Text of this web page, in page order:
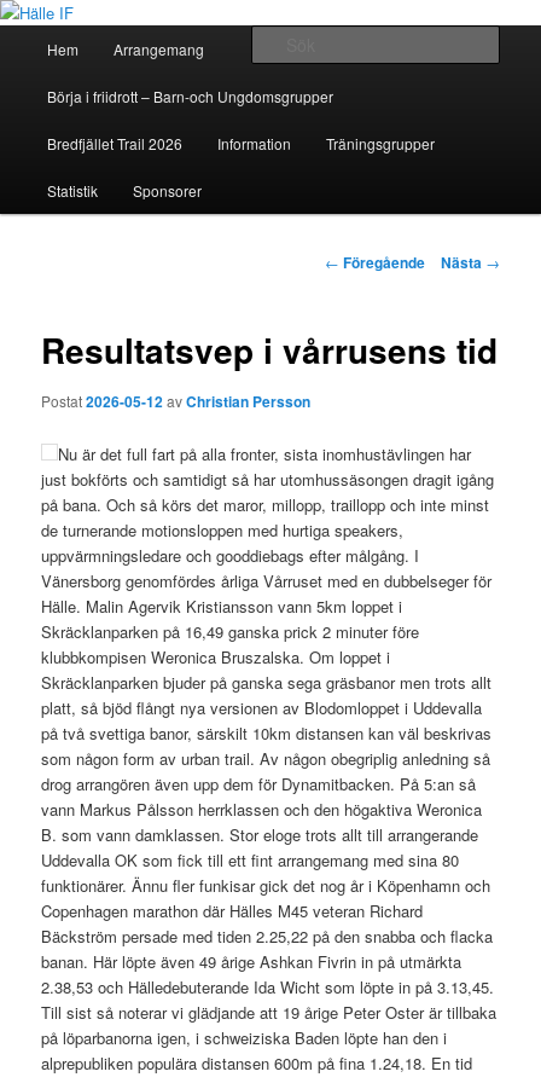
Hälle IF
Hoppa
till
huvudinnehåll
Hem Arrangemang
Börja i friidrott – Barn-och Ungdomsgrupper
Bredfjället Trail 2026 Information Träningsgrupper
Statistik Sponsorer
Inläggsnavigering
← Föregående Nästa →
Resultatsvep i vårrusens tid
Postat2026-05-12avChristian Persson
Nu är det full fart på alla fronter, sista inomhustävlingen har
just bokförts och samtidigt så har utomhussäsongen dragit igång
på bana. Och så körs det maror, millopp, traillopp och inte minst
de turnerande motionsloppen med hurtiga speakers,
uppvärmningsledare och gooddiebags efter målgång. I
Vänersborg genomfördes årliga Vårruset med en dubbelseger för
Hälle. Malin Agervik Kristiansson vann 5km loppet i
Skräcklanparken på 16,49 ganska prick 2 minuter före
klubbkompisen Weronica Bruszalska. Om loppet i
Skräcklanparken bjuder på ganska sega gräsbanor men trots allt
platt, så bjöd flångt nya versionen av Blodomloppet i Uddevalla
på två svettiga banor, särskilt 10km distansen kan väl beskrivas
som någon form av urban trail. Av någon obegriplig anledning så
drog arrangören även upp dem för Dynamitbacken. På 5:an så
vann Markus Pålsson herrklassen och den högaktiva Weronica
B. som vann damklassen. Stor eloge trots allt till arrangerande
Uddevalla OK som fick till ett fint arrangemang med sina 80
funktionärer. Ännu fler funkisar gick det nog år i Köpenhamn och
Copenhagen marathon där Hälles M45 veteran Richard
Bäckström persade med tiden 2.25,22 på den snabba och flacka
banan. Här löpte även 49 årige Ashkan Fivrin in på utmärkta
2.38,53 och Hälledebuterande Ida Wicht som löpte in på 3.13,45.
Till sist så noterar vi glädjande att 19 årige Peter Oster är tillbaka
på löparbanorna igen, i schweiziska Baden löpte han den i
alprepubliken populära distansen 600m på fina 1.24,18. En tid